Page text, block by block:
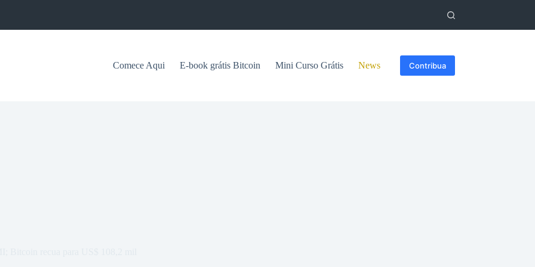
Comece Aqui E-book grátis Bitcoin Mini Curso Grátis News Contribua